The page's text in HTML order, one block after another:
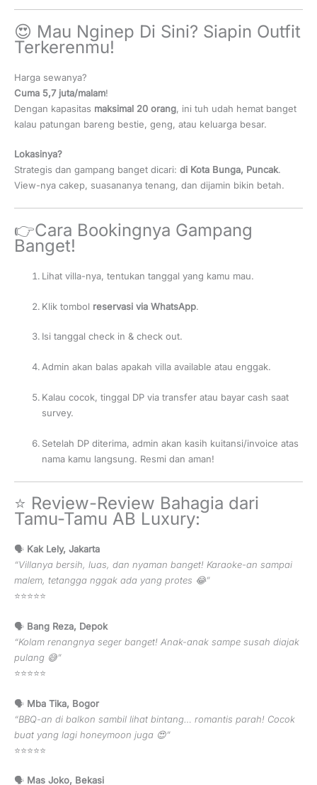
😍 Mau Nginep Di Sini? Siapin Outfit
Terkerenmu!
Harga sewanya?
Cuma 5,7 juta/malam!
Dengan kapasitas maksimal 20 orang, ini tuh udah hemat banget
kalau patungan bareng bestie, geng, atau keluarga besar.
Lokasinya?
Strategis dan gampang banget dicari: di Kota Bunga, Puncak.
View-nya cakep, suasananya tenang, dan dijamin bikin betah.
👉Cara Bookingnya Gampang
Banget!
Lihat villa-nya, tentukan tanggal yang kamu mau.
Klik tombol reservasi via WhatsApp.
Isi tanggal check in & check out.
Admin akan balas apakah villa available atau enggak.
Kalau cocok, tinggal DP via transfer atau bayar cash saat
survey.
Setelah DP diterima, admin akan kasih kuitansi/invoice atas
nama kamu langsung. Resmi dan aman!
⭐ Review-Review Bahagia dari
Tamu-Tamu AB Luxury:
🗣️ Kak Lely, Jakarta
“Villanya bersih, luas, dan nyaman banget! Karaoke-an sampai
malem, tetangga nggak ada yang protes 😂”
⭐⭐⭐⭐⭐
🗣️ Bang Reza, Depok
“Kolam renangnya seger banget! Anak-anak sampe susah diajak
pulang 😅”
⭐⭐⭐⭐⭐
🗣️ Mba Tika, Bogor
“BBQ-an di balkon sambil lihat bintang… romantis parah! Cocok
buat yang lagi honeymoon juga 😍”
⭐⭐⭐⭐⭐
🗣️ Mas Joko, Bekasi